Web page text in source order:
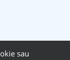
sau